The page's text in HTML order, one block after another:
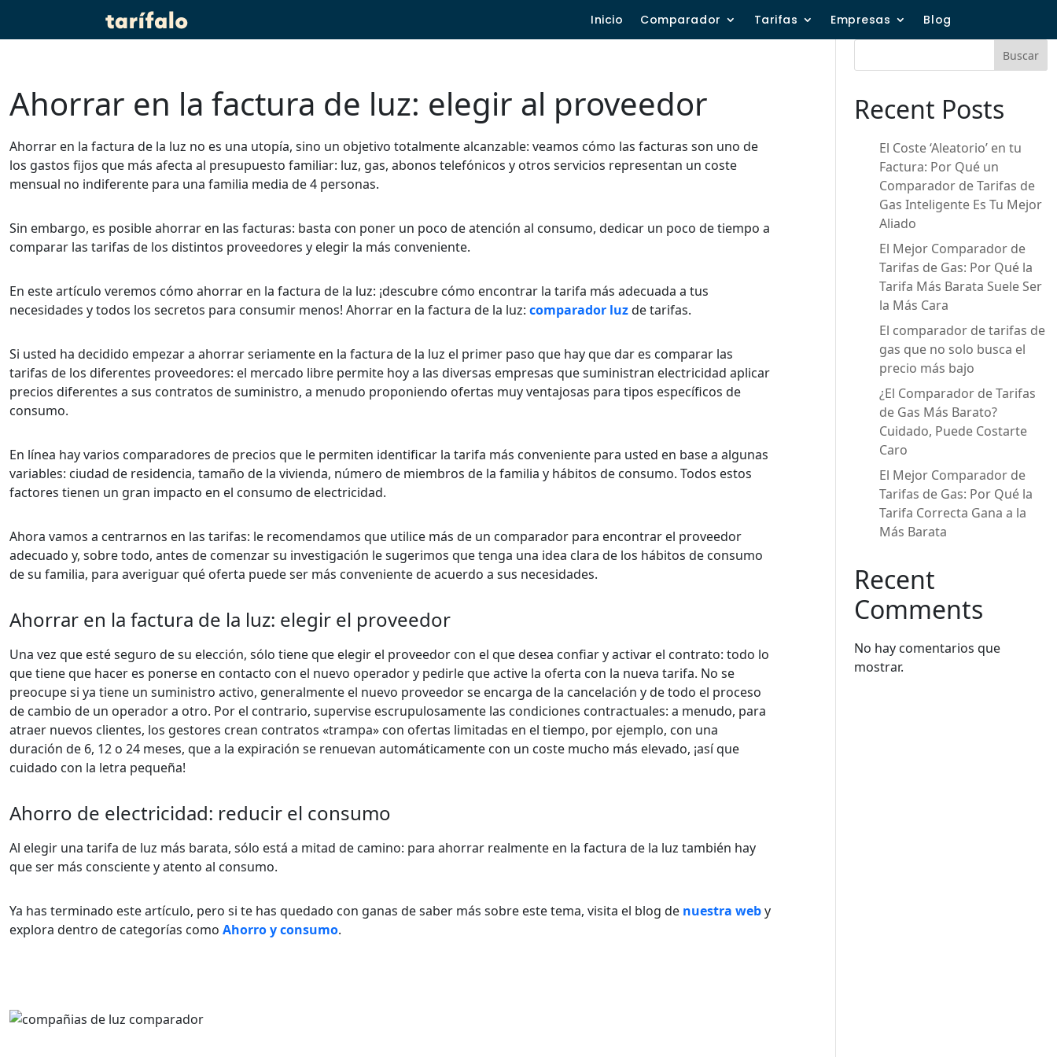
Inicio Comparador Tarifas Empresas Blog
Ahorrar en la factura de luz: elegir al proveedor
Ahorrar en la factura de la luz no es una utopía, sino un objetivo totalmente alcanzable: veamos cómo las facturas son uno de
los gastos fijos que más afecta al presupuesto familiar: luz, gas, abonos telefónicos y otros servicios representan un coste
mensual no indiferente para una familia media de 4 personas.
Sin embargo, es posible ahorrar en las facturas: basta con poner un poco de atención al consumo, dedicar un poco de tiempo a
comparar las tarifas de los distintos proveedores y elegir la más conveniente.
En este artículo veremos cómo ahorrar en la factura de la luz: ¡descubre cómo encontrar la tarifa más adecuada a tus
necesidades y todos los secretos para consumir menos! Ahorrar en la factura de la luz: comparador luzde tarifas.
Si usted ha decidido empezar a ahorrar seriamente en la factura de la luz el primer paso que hay que dar es comparar las
tarifas de los diferentes proveedores: el mercado libre permite hoy a las diversas empresas que suministran electricidad aplicar
precios diferentes a sus contratos de suministro, a menudo proponiendo ofertas muy ventajosas para tipos específicos de
consumo.
En línea hay varios comparadores de precios que le permiten identificar la tarifa más conveniente para usted en base a algunas
variables: ciudad de residencia, tamaño de la vivienda, número de miembros de la familia y hábitos de consumo. Todos estos
factores tienen un gran impacto en el consumo de electricidad.
Ahora vamos a centrarnos en las tarifas: le recomendamos que utilice más de un comparador para encontrar el proveedor
adecuado y, sobre todo, antes de comenzar su investigación le sugerimos que tenga una idea clara de los hábitos de consumo
de su familia, para averiguar qué oferta puede ser más conveniente de acuerdo a sus necesidades.
Ahorrar en la factura de la luz: elegir el proveedor
Una vez que esté seguro de su elección, sólo tiene que elegir el proveedor con el que desea confiar y activar el contrato: todo lo
que tiene que hacer es ponerse en contacto con el nuevo operador y pedirle que active la oferta con la nueva tarifa. No se
preocupe si ya tiene un suministro activo, generalmente el nuevo proveedor se encarga de la cancelación y de todo el proceso
de cambio de un operador a otro. Por el contrario, supervise escrupulosamente las condiciones contractuales: a menudo, para
atraer nuevos clientes, los gestores crean contratos «trampa» con ofertas limitadas en el tiempo, por ejemplo, con una
duración de 6, 12 o 24 meses, que a la expiración se renuevan automáticamente con un coste mucho más elevado, ¡así que
cuidado con la letra pequeña!
Ahorro de electricidad: reducir el consumo
Al elegir una tarifa de luz más barata, sólo está a mitad de camino: para ahorrar realmente en la factura de la luz también hay
que ser más consciente y atento al consumo.
Ya has terminado este artículo, pero si te has quedado con ganas de saber más sobre este tema, visita el blog de nuestra weby
explora dentro de categorías como Ahorro y consumo.
Buscar
Recent Posts
El Coste ‘Aleatorio’ en tu
Factura: Por Qué un
Comparador de Tarifas de
Gas Inteligente Es Tu Mejor
Aliado
El Mejor Comparador de
Tarifas de Gas: Por Qué la
Tarifa Más Barata Suele Ser
la Más Cara
El comparador de tarifas de
gas que no solo busca el
precio más bajo
¿El Comparador de Tarifas
de Gas Más Barato?
Cuidado, Puede Costarte
Caro
El Mejor Comparador de
Tarifas de Gas: Por Qué la
Tarifa Correcta Gana a la
Más Barata
Recent
Comments
No hay comentarios que
mostrar.